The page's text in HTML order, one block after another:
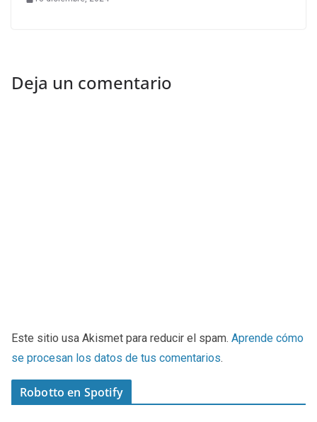
Deja un comentario
Este sitio usa Akismet para reducir el spam. Aprende cómo
se procesan los datos de tus comentarios.
Robotto en Spotify